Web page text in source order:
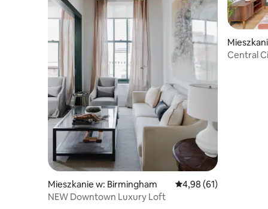
Mieszkanie w: Birmingham Średnia ocena: 4,98
4,98 (61)
NEW Downtown Luxury Loft
Central